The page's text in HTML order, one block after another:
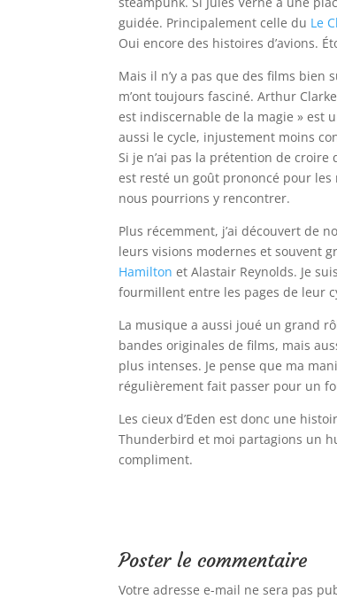
guidée. Principalement celle du Le
Oui encore des histoires d’avions.
Mais il n’y a pas que des films
m’ont toujours fasciné. Arthur
est indiscernable de la magie » est
aussi le cycle, injustement moins
Si je n’ai pas la prétention de
est resté un goût prononcé pour les
nous pourrions y rencontrer.
Plus récemment, j’ai découvert de
leurs visions modernes et souvent
Hamilton et Alastair Reynolds. Je
fourmillent entre les pages de leur
La musique a aussi joué un grand
bandes originales de films, mais
plus intenses. Je pense que ma
régulièrement fait passer pour un
Les cieux d’Eden est donc une
Thunderbird et moi partagions un
compliment.
Poster le commentaire
Votre adresse e-mail ne sera pas